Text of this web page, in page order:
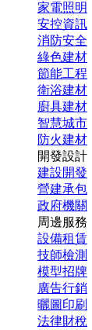
家電照明
安控資訊
消防安全
綠色建材
節能工程
衛浴建材
廚具建材
智慧城市
防火建材
開發設計
建設開發
營建承包
政府機關
周邊服務
設備租賃
技師檢測
模型招牌
廣告行銷
曬圖印刷
法律財稅